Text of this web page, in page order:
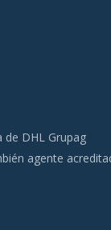
de DHL Grupag
agente